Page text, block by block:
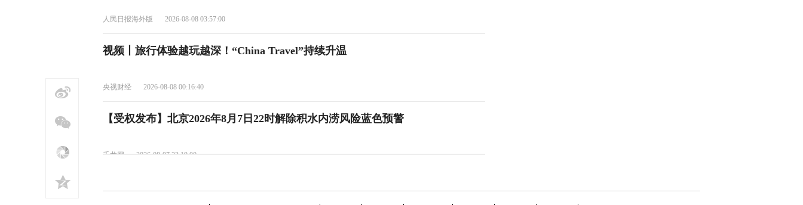
人民日报海外版 2026-08-08 03:57:00
视频丨旅行体验越玩越深！“China Travel”持续升温
央视财经 2026-08-08 00:16:40
【受权发布】北京2026年8月7日22时解除积水内涝风险蓝色预警
千龙网 2026-08-07 22:19:00